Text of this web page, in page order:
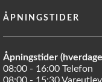
ÅPNINGSTIDER
Åpningstider
08:00 - 16:00 Telefon
08:00 - 15:30